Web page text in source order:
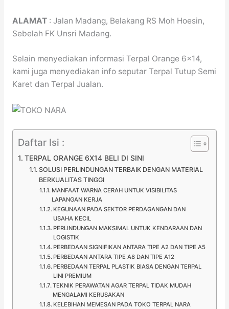
ALAMAT: Jalan Madang, Belakang RS Moh Hoesin,
Sebelah FK Unsri Madang.
Selain menyediakan informasi Terpal Orange 6×14,
kami juga menyediakan info seputar Terpal Tutup Semi
Karet dan Terpal Jualan.
Daftar Isi :
TERPAL ORANGE 6X14 BELI DI SINI
SOLUSI PERLINDUNGAN TERBAIK DENGAN MATERIAL
BERKUALITAS TINGGI
MANFAAT WARNA CERAH UNTUK VISIBILITAS
LAPANGAN KERJA
KEGUNAAN PADA SEKTOR PERDAGANGAN DAN
USAHA KECIL
PERLINDUNGAN MAKSIMAL UNTUK KENDARAAN DAN
LOGISTIK
PERBEDAAN SIGNIFIKAN ANTARA TIPE A2 DAN TIPE A5
PERBEDAAN ANTARA TIPE A8 DAN TIPE A12
PERBEDAAN TERPAL PLASTIK BIASA DENGAN TERPAL
LINI PREMIUM
TEKNIK PERAWATAN AGAR TERPAL TIDAK MUDAH
MENGALAMI KERUSAKAN
KELEBIHAN MEMESAN PADA TOKO TERPAL NARA